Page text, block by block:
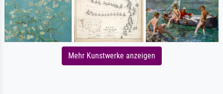
Mehr Kunstwerke anzeigen